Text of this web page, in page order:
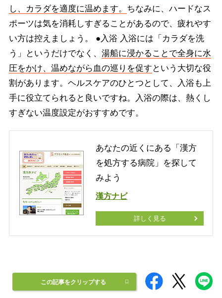
し、カラダを適度に温めます。 ちなみに、ハードなス
ポーツは気を消耗しすぎることがあるので、疲れやす
い方は控えましょう。 ●入浴 入浴には「カラダを洗
う」というだけでなく、 湯船に浸かることで全身に水
圧をかけ、温めながら血の巡りを促す という大切な役
割があります。ヘルスケアのひとつとして、入浴も上
手に役立てられると良いですね。入浴の際は、熱くし
すぎない温度設定がおすすめです。
あなたの近くにある「漢方
を処方する病院」を探して
みよう
漢方ナビ
詳しく見る
この記事をクリップする